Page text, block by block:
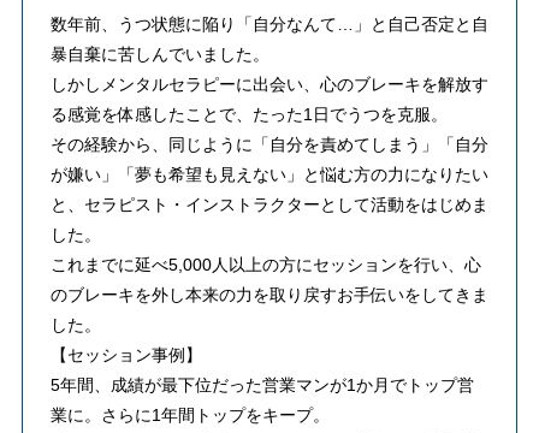
数年前、うつ状態に陥り「自分なんて…」と自己否定と自
暴自棄に苦しんでいました。
しかしメンタルセラピーに出会い、心のブレーキを解放す
る感覚を体感したことで、たった1日でうつを克服。
その経験から、同じように「自分を責めてしまう」「自分
が嫌い」「夢も希望も見えない」と悩む方の力になりたい
と、セラピスト・インストラクターとして活動をはじめま
した。
これまでに延べ5,000人以上の方にセッションを行い、心
のブレーキを外し本来の力を取り戻すお手伝いをしてきま
した。
【セッション事例】
5年間、成績が最下位だった営業マンが1か月でトップ営
業に。さらに1年間トップをキープ。